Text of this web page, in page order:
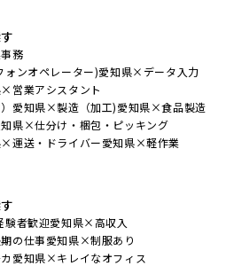
務
ンオペレーター)愛知県×データ入力
営業アシスタント
愛知県×製造（加工)愛知県×食品製造
知県×仕分け・梱包・ピッキング
×運送・ドライバー愛知県×軽作業
者歓迎愛知県×高収入
の仕事愛知県×制服あり
愛知県×キレイなオフィス